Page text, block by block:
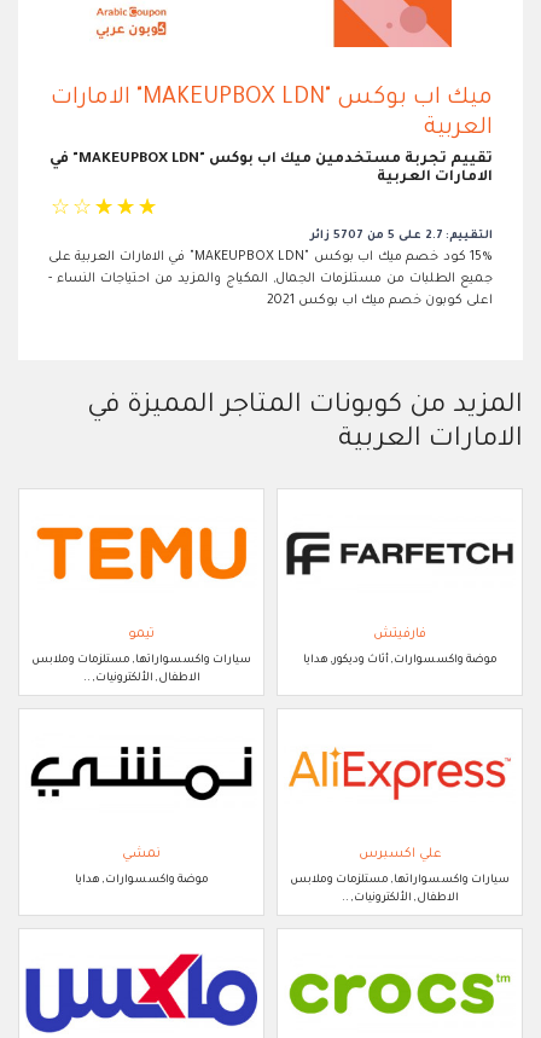
ميك اب بوكس "MAKEUPBOX LDN" الامارات
العربية
تقييم تجربة مستخدمين ميك اب بوكس "MAKEUPBOX LDN" في
الامارات العربية
☆ ☆ ☆ ☆ ☆
التقييم: 2.7 على 5 من 5707 زائر
15% كود خصم ميك اب بوكس "MAKEUPBOX LDN" في الامارات العربية على
جميع الطلبات من مستلزمات الجمال, المكياج والمزيد من احتياجات النساء -
اعلى كوبون خصم ميك اب بوكس 2021
المزيد من كوبونات المتاجر المميزة في
الامارات العربية
فارفيتش
موضة واكسسوارات, أثاث وديكور, هدايا
تيمو
سيارات واكسسواراتها, مستلزمات وملابس
الاطفال, الألكترونيات, ..
علي اكسبرس
سيارات واكسسواراتها, مستلزمات وملابس
الاطفال, الألكترونيات, ..
نمشي
موضة واكسسوارات, هدايا